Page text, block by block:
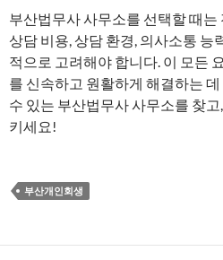
부산법무사 사무소를 선택할 때는
상담 비용, 상담 환경, 의사소통 능
적으로 고려해야 합니다. 이 모든
를 신속하고 원활하게 해결하는
수 있는 부산법무사 사무소를 찾
키세요!
부산개인회생